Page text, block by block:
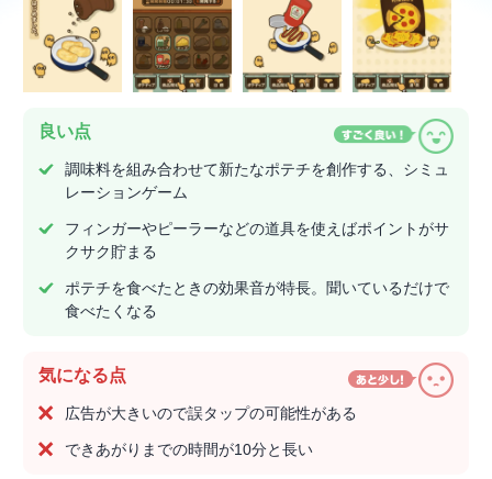
良い点
調味料を組み合わせて新たなポテチを創作する、シミュ
レーションゲーム
フィンガーやピーラーなどの道具を使えばポイントがサ
クサク貯まる
ポテチを食べたときの効果音が特長。聞いているだけで
食べたくなる
気になる点
広告が大きいので誤タップの可能性がある
できあがりまでの時間が10分と長い